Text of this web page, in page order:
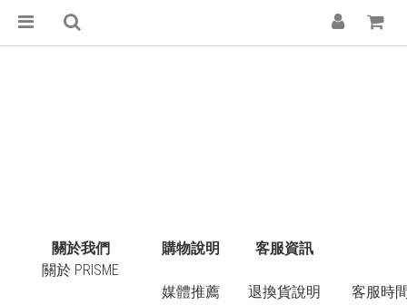
關於我們 購物說明
客服資訊
關於 PRISME
媒體推薦 退換貨說明 客服時